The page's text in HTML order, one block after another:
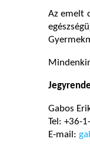
Az emelt
Gabos
Tel: +36-
E-mail: